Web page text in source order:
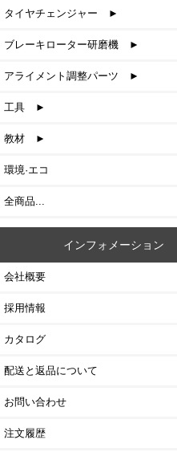
タイヤチェンジャー ►
ブレーキローター研磨機 ►
アライメント調整パーツ ►
工具 ►
教材 ►
環境·エコ
全商品...
インフォメーション
会社概要
採用情報
カタログ
配送と返品について
お問い合わせ
注文履歴